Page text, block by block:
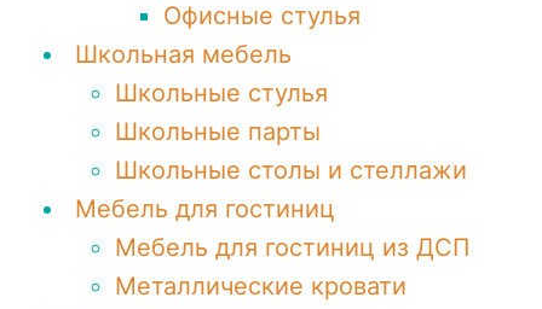
Офисные стулья
Школьная мебель
Школьные стулья
Школьные парты
Школьные столы и стеллажи
Мебель для гостиниц
Мебель для гостиниц из ДСП
Металлические кровати